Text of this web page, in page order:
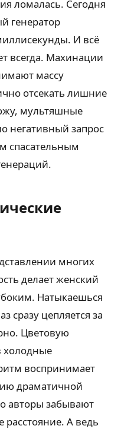
ломалась. Сегодня
генератор
И всё
всегда. Махинации
массу
отсекать лишние
мультяшные
негативный запрос
спасательным
многих
делает женский
Натыкаешься
сразу цепляется за
Цветовую
холодные
воспринимает
драматичной
авторы забывают
расстояние. А ведь